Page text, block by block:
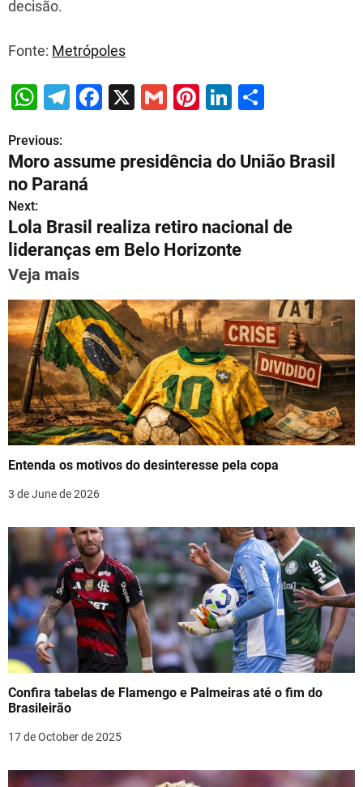
decisão.
Fonte: Metrópoles
W
at
s
A
p
p
T
gr
a
m
F
e
o
o
X
G
ai
l
Pi
er
e
Li
k
e
n
ar
e
P
o
s
t
n
a
v
i
g
a
t
n
Previous:
Moro assume presidência do União Brasil
no Paraná
Next:
Lola Brasil realiza retiro nacional de
lideranças em Belo Horizonte
Veja mais
Entenda os motivos do desinteresse pela copa
3 de June de 2026
Confira tabelas de Flamengo e Palmeiras até o fim do
Brasileirão
17 de October de 2025